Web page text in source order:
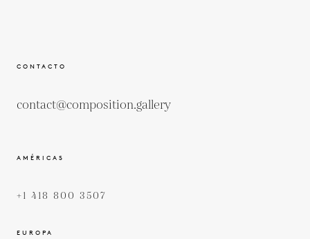
CONTACTO
contact@composition.gallery
AMÉRICAS
+1 418 800 3507
EUROPA